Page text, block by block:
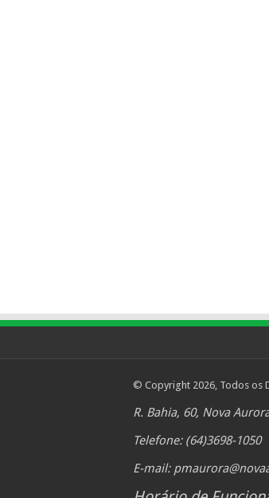
© Copyright 2026, Todos os
R. Bahia, 60, Nova
Telefone: (64)3698-1050
E-mail: